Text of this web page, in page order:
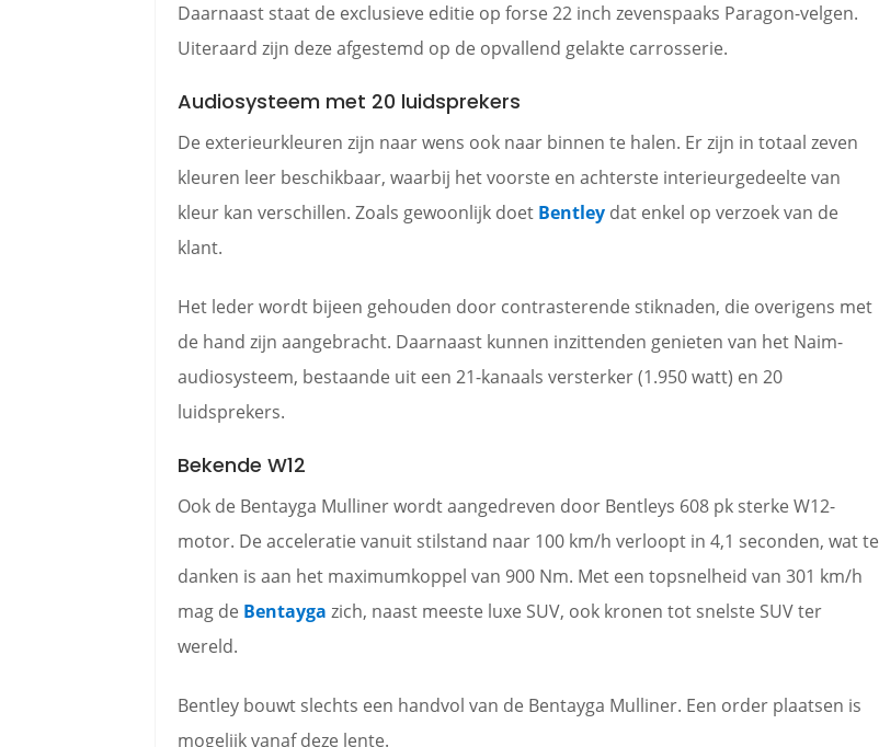
Daarnaast staat de exclusieve editie op forse 22 inch zevenspaaks Paragon-velgen.
Uiteraard zijn deze afgestemd op de opvallend gelakte carrosserie.
Audiosysteem met 20 luidsprekers
De exterieurkleuren zijn naar wens ook naar binnen te halen. Er zijn in totaal zeven
kleuren leer beschikbaar, waarbij het voorste en achterste interieurgedeelte van
kleur kan verschillen. Zoals gewoonlijk doet Bentley dat enkel op verzoek van de
klant.
Het leder wordt bijeen gehouden door contrasterende stiknaden, die overigens met
de hand zijn aangebracht. Daarnaast kunnen inzittenden genieten van het Naim-
audiosysteem, bestaande uit een 21-kanaals versterker (1.950 watt) en 20
luidsprekers.
Bekende W12
Ook de Bentayga Mulliner wordt aangedreven door Bentleys 608 pk sterke W12-
motor. De acceleratie vanuit stilstand naar 100 km/h verloopt in 4,1 seconden, wat te
danken is aan het maximumkoppel van 900 Nm. Met een topsnelheid van 301 km/h
mag de Bentayga zich, naast meeste luxe SUV, ook kronen tot snelste SUV ter
wereld.
Bentley bouwt slechts een handvol van de Bentayga Mulliner. Een order plaatsen is
mogelijk vanaf deze lente.